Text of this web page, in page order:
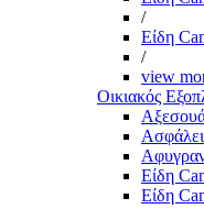
/
Είδη
/
view
Οικιακός
Είδη
Είδη